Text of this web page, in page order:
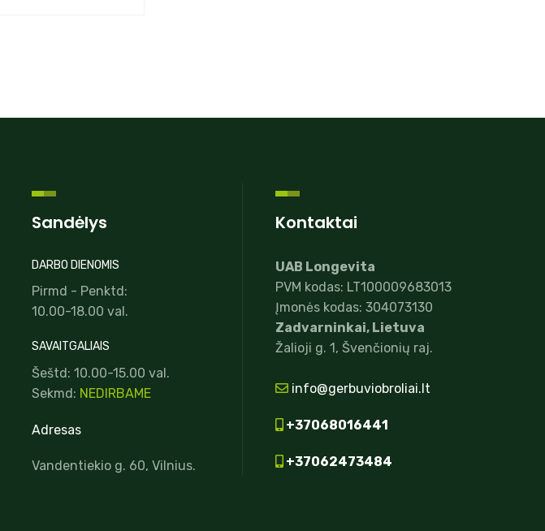
Sandėlys
DARBO DIENOMIS
Pirmd - Penktd:
10.00-18.00 val.
SAVAITGALIAIS
Šeštd: 10.00-15.00 val.
Sekmd: NEDIRBAME
Adresas
Vandentiekio g. 60, Vilnius.
Kontaktai
UAB Longevita
PVM kodas: LT100009683013
Įmonės kodas: 304073130
Zadvarninkai, Lietuva
Žalioji g. 1, Švenčionių raj.
info@gerbuviobroliai.lt
+37068016441
+37062473484